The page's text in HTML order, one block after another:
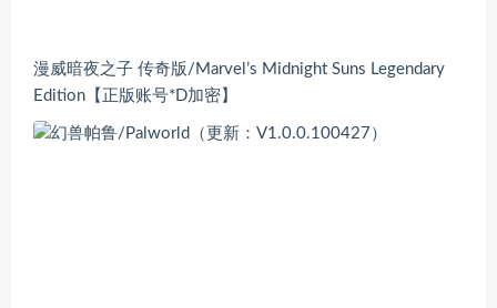
漫威暗夜之子 传奇版/Marvel’s Midnight Suns Legendary
Edition【正版账号*D加密】